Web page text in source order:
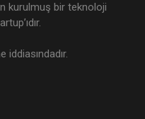
kurulmuş bir teknoloji